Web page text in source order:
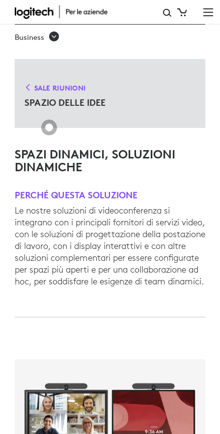
SOLUZIONI
PER
DELLE
IDEE
Business
SALE RIUNIONI
SPAZIO DELLE IDEE
SPAZI DINAMICI, SOLUZIONI
DINAMICHE
PERCHÉ QUESTA SOLUZIONE
Le nostre soluzioni di videoconferenza si
integrano con i principali fornitori di servizi video,
con le soluzioni di progettazione della postazione
di lavoro, con i display interattivi e con altre
soluzioni complementari per essere configurate
per spazi più aperti e per una collaborazione ad
hoc, per soddisfare le esigenze di team dinamici.